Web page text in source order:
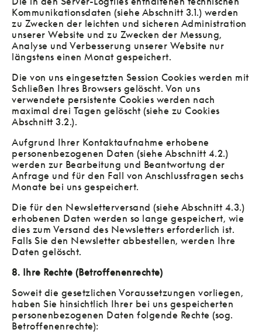
Kommunikationsdaten (siehe Abschnitt 3.1.) werden
zu Zwecken der leichten und sicheren Administration
unserer Website und zu Zwecken der Messung,
Analyse und Verbesserung unserer Website nur
längstens einen Monat gespeichert.
Die von uns eingesetzten Session Cookies werden mit
Schließen Ihres Browsers gelöscht. Von uns
verwendete persistente Cookies werden nach
maximal drei Tagen gelöscht (siehe zu Cookies
Abschnitt 3.2.).
Aufgrund Ihrer Kontaktaufnahme erhobene
personenbezogenen Daten (siehe Abschnitt 4.2.)
werden zur Bearbeitung und Beantwortung der
Anfrage und für den Fall von Anschlussfragen sechs
Monate bei uns gespeichert.
Die für den Newsletterversand (siehe Abschnitt 4.3.)
erhobenen Daten werden so lange gespeichert, wie
dies zum Versand des Newsletters erforderlich ist.
Falls Sie den Newsletter abbestellen, werden Ihre
Daten gelöscht.
8. Ihre Rechte (Betroffenenrechte)
Soweit die gesetzlichen Voraussetzungen vorliegen,
haben Sie hinsichtlich Ihrer bei uns gespeicherten
personenbezogenen Daten folgende Rechte (sog.
Betroffenenrechte):